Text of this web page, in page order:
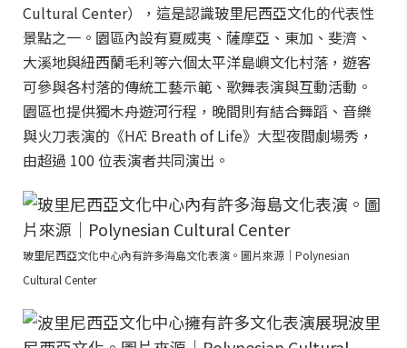
Cultural Center），這是認識玻里尼西亞文化的代表性
景點之一。園區內設有夏威夷、薩摩亞、東加、斐濟、
大溪地與紐西蘭毛利等六個太平洋島嶼文化村落，遊客
可參與各村落的傳統工藝示範、歌舞表演與互動活動。
園區也提供獨木舟遊河行程，晚間則有結合舞蹈、音樂
與火刀表演的《HĀ: Breath of Life》大型夜間劇場秀，
由超過 100 位表演者共同演出。
玻里尼西亞文化中心內有許多海島文化表演。圖片來源｜Polynesian
Cultural Center